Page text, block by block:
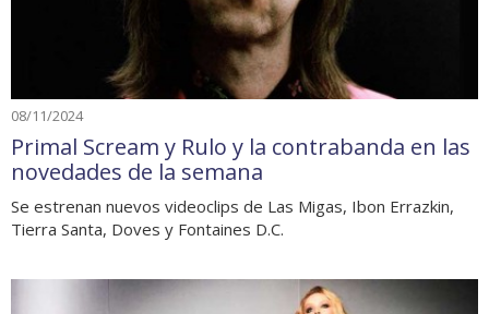
08/11/2024
Primal Scream y Rulo y la contrabanda en las
novedades de la semana
Se estrenan nuevos videoclips de Las Migas, Ibon Errazkin,
Tierra Santa, Doves y Fontaines D.C.